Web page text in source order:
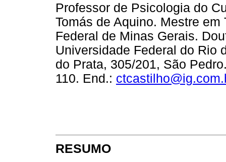
Professor de Psicologia do
Tomás de Aquino. Mestre
Federal de Minas Gerais.
Universidade Federal do Rio
do Prata, 305/201, São
110. End.:
RESUMO